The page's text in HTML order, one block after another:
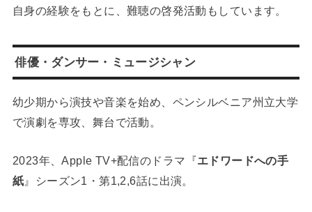
自身の経験をもとに、難聴の啓発活動もしています。
俳優・ダンサー・ミュージシャン
幼少期から演技や音楽を始め、ペンシルベニア州立大学
で演劇を専攻、舞台で活動。
2023年、Apple TV+配信のドラマ『エドワードへの手
紙 』シーズン1・第1,2,6話に出演。